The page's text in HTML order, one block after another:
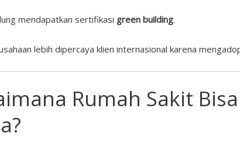
mendapatkan sertifikasi green building.
lebih dipercaya klien internasional karena
Rumah Sakit